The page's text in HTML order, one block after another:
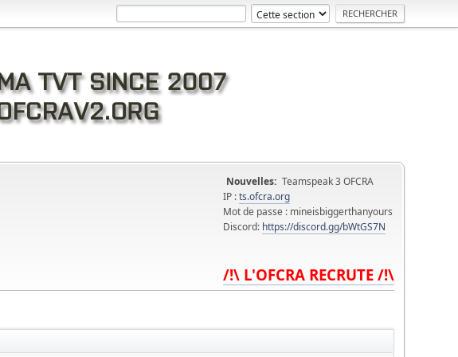
Nouvelles: Teamspeak 3 OFCRA
IP :ts.ofcra.org
Mot de passe : mineisbiggerthanyours
Discord: https://discord.gg/bWtGS7N
/!\ L'OFCRA RECRUTE /!\